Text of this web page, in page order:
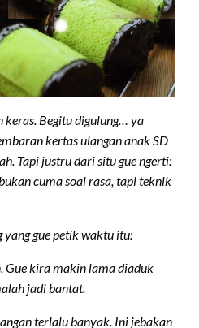
keras. Begitu digulung… ya
kertas ulangan anak SD
Tapi justru dari situ gue ngerti:
cuma soal rasa, tapi teknik
gue petik waktu itu:
Gue kira makin lama diaduk
jadi bantat.
terlalu banyak. Ini jebakan